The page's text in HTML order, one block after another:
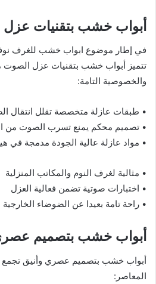
أبواب خشب بتقنيات
تتميز أبواب خشب بتقنيات عزل الصوت
والخصوصية التامة:
• طبقات عازلة متخصصة تقلل انتقال
• تصميم محكم يمنع تسرب الصوت من
• مواد عازلة عالية الجودة مدمجة في
• مثالية لغرف النوم والمكاتب المنزلية
• اختبارات صوتية تضمن فعالية العزل
• راحة تامة بعيدا عن الضوضاء الخارجية
أبواب خشب بتصميم
أبواب خشب بتصميم عصري وأنيق تجمع
المعاصر: